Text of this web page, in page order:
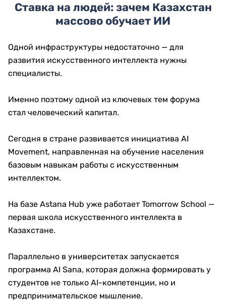
Ставка на людей: зачем Казахстан
массово обучает ИИ
Одной инфраструктуры недостаточно — для
развития искусственного интеллекта нужны
специалисты.
Именно поэтому одной из ключевых тем форума
стал человеческий капитал.
Сегодня в стране развивается инициатива AI
Movement, направленная на обучение населения
базовым навыкам работы с искусственным
интеллектом.
На базе Astana Hub уже работает Tomorrow School —
первая школа искусственного интеллекта в
Казахстане.
Параллельно в университетах запускается
программа AI Sana, которая должна формировать у
студентов не только AI-компетенции, но и
предпринимательское мышление.